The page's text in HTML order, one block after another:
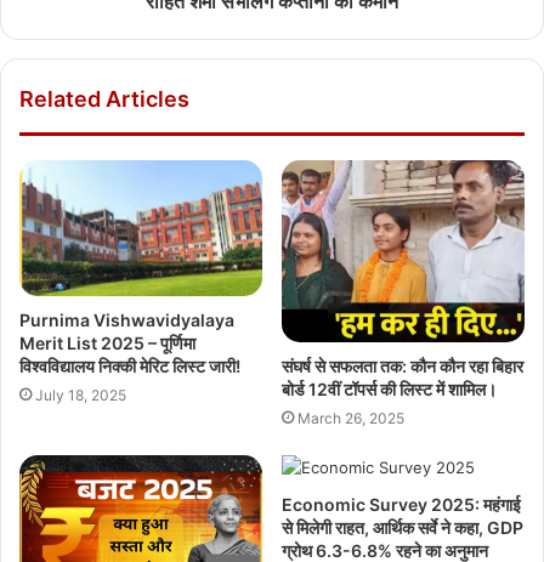
Related Articles
Purnima Vishwavidyalaya
Merit List 2025 – पूर्णिमा
विश्वविद्यालय निक्की मेरिट लिस्ट जारी!
July 18, 2025
संघर्ष से सफलता तक: कौन कौन रहा बिहार
बोर्ड 12वीं टॉपर्स की लिस्ट में शामिल।
March 26, 2025
Economic Survey 2025: महंगाई
से मिलेगी राहत, आर्थिक सर्वे ने कहा, GDP
ग्रोथ 6.3-6.8% रहने का अनुमान